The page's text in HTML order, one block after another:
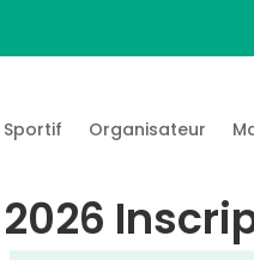
Sportif Organisateur